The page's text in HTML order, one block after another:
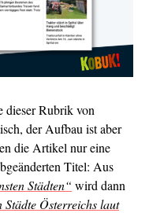
dieser Rubrik von
der Aufbau ist aber
die Artikel nur eine
Titel: Aus
Städten“ wird dann
Österreichs laut